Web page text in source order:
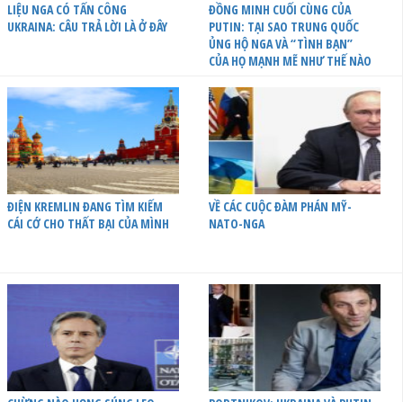
LIỆU NGA CÓ TẤN CÔNG
UKRAINA: CÂU TRẢ LỜI LÀ Ở ĐÂY
ĐỒNG MINH CUỐI CÙNG CỦA
PUTIN: TẠI SAO TRUNG QUỐC
ỦNG HỘ NGA VÀ “TÌNH BẠN”
CỦA HỌ MẠNH MẼ NHƯ THẾ NÀO
ĐIỆN KREMLIN ĐANG TÌM KIẾM
CÁI CỚ CHO THẤT BẠI CỦA MÌNH
VỀ CÁC CUỘC ĐÀM PHÁN MỸ-
NATO-NGA